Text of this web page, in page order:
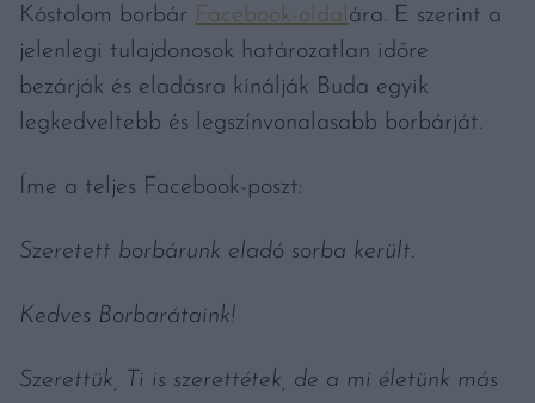
Kóstolom borbár Facebook-oldalára. E szerint a
jelenlegi tulajdonosok határozatlan időre
bezárják és eladásra kínálják Buda egyik
legkedveltebb és legszínvonalasabb borbárját.
Íme a teljes Facebook-poszt:
Szeretett borbárunk eladó sorba került.
Kedves Borbarátaink!
Szerettük, Ti is szerettétek, de a mi életünk más